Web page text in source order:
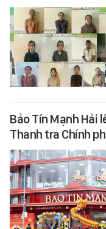
Bảo Tín Mạnh Hải
Thanh tra Chính